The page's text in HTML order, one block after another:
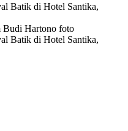
Budi Hartono foto
Batik di Hotel Santika,